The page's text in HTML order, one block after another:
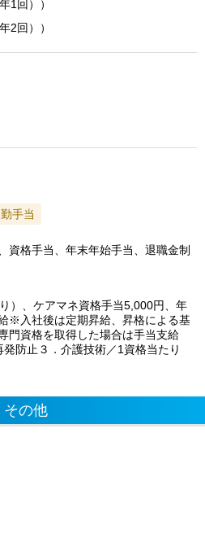
1回））
2回））
手当
資格手当、年末年始手当、退職金制
）、ケアマネ資格手当5,000円、年
※入社後は定期昇給、昇格による基
門資格を取得した場合は手当支給
発防止３．介護技術／1資格当たり
その他